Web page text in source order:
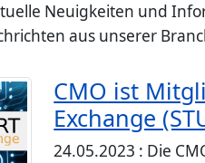
Neuigkeiten und
aus unserer
CMO ist
Exchange
24.05.2023 : Die